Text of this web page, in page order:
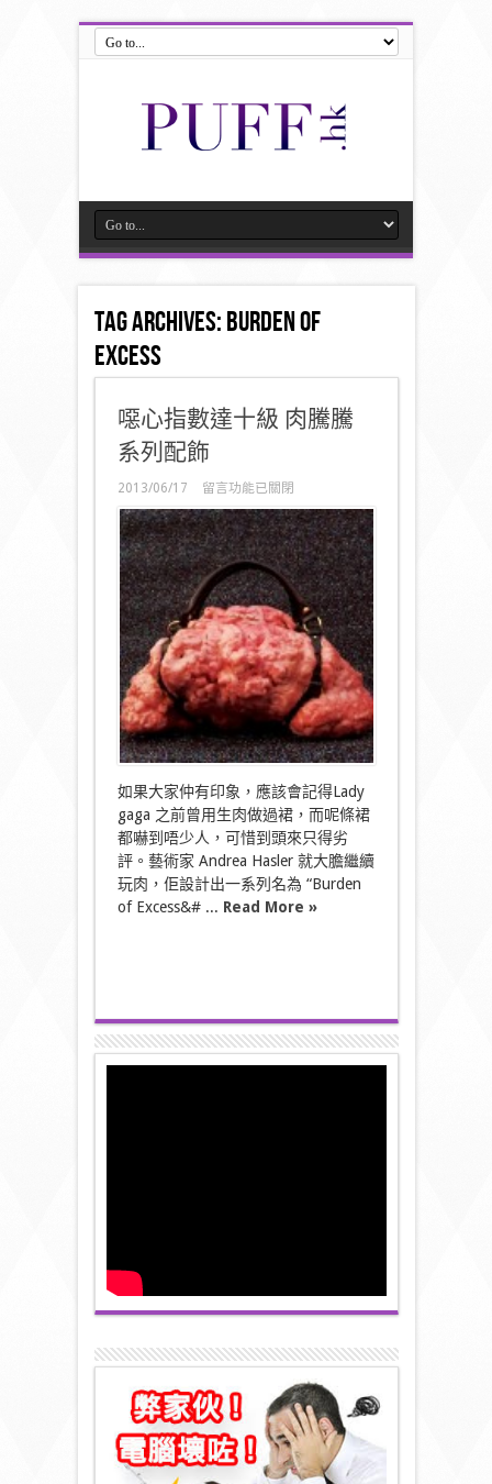
Tag Archives:Burden of
Excess
噁心指數達十級 肉騰騰
系列配飾
2013/06/17
在
〈噁
心
指
數
達
十
級
肉
騰
騰
系
列
飾〉
中
留言功能已關閉
如果大家仲有印象，應該會記得Lady
gaga 之前曾用生肉做過裙，而呢條裙
都嚇到唔少人，可惜到頭來只得劣
評。藝術家 Andrea Hasler 就大膽繼續
玩肉，佢設計出一系列名為 “Burden
of Excess&# ... Read More »